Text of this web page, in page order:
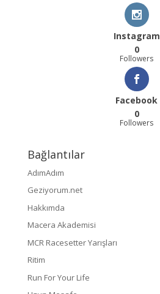
Instagram
0
Followers
Facebook
0
Followers
Bağlantılar
AdımAdım
Geziyorum.net
Hakkımda
Macera Akademisi
MCR Racesetter Yarışları
Ritim
Run For Your Life